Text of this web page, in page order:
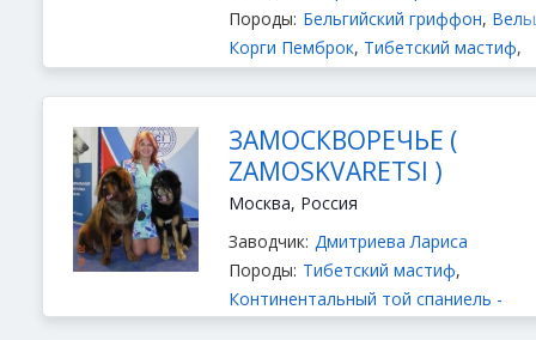
Породы: Бельгийский гриффон,
Корги Пемброк, Тибетский мастиф,
Йоркширский терьер,Пти Брабансон
Брюссельский гриффон
ЗАМОСКВОРЕЧЬЕ (
ZAMOSKVAREТSI )
Москва, Россия
Заводчик: Дмитриева Лариса
Породы: Тибетский мастиф,
Континентальный той спаниель -